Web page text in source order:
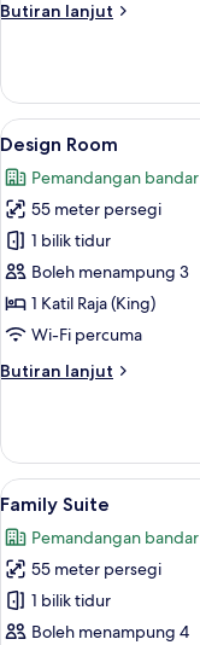
Butiran lanjut
Butiran
Triple
Room
Lihat
semua
foto
untuk
Design
Room
12
Design Room
Pemandangan bandar
55 meter persegi
1 bilik tidur
Boleh menampung 3
1 Katil Raja (King)
Wi-Fi percuma
Butiran lanjut
Butiran
Room
Lihat
semua
foto
untuk
Family
Suite
8
Family Suite
Pemandangan bandar
55 meter persegi
1 bilik tidur
Boleh menampung 4